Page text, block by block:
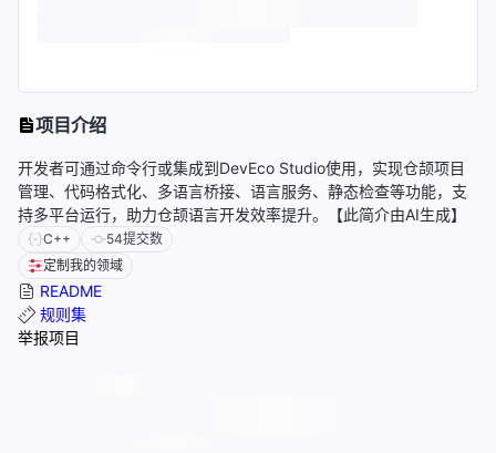
项目介绍
开发者可通过命令行或集成到DevEco Studio使用，实现仓颉项目
管理、代码格式化、多语言桥接、语言服务、静态检查等功能，支
持多平台运行，助力仓颉语言开发效率提升。【此简介由AI生成】
C++ 54提交数
定制我的领域
README
规则集
举报项目